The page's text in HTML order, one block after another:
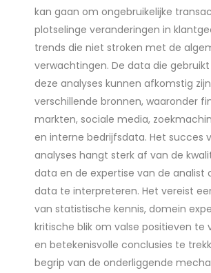
kan gaan om ongebruikelijke
plotselinge veranderingen in
trends die niet stroken met de
verwachtingen. De data die
deze analyses kunnen afkomstig
verschillende bronnen, waaronder
markten, sociale media,
en interne bedrijfsdata. Het succes
analyses hangt sterk af van de
data en de expertise van de analist
data te interpreteren. Het vereist
van statistische kennis, domein
kritische blik om valse positieven te
en betekenisvolle conclusies te
begrip van de onderliggende